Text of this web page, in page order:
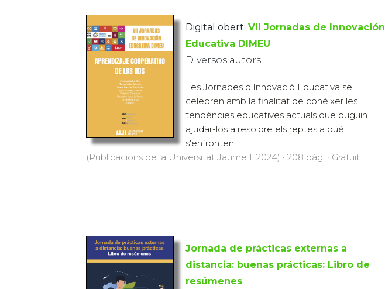
Digital obert: VII Jornadas de Innovación
Educativa DIMEU
Diversos autors
Les Jornades d'Innovació Educativa se
celebren amb la finalitat de conéixer les
tendències educatives actuals que puguin
ajudar-los a resoldre els reptes a què
s'enfronten...
(Publicacions de la Universitat Jaume I, 2024) · 208 pàg. · Gratuït
Jornada de prácticas externas a
distancia: buenas prácticas: Libro de
resúmenes